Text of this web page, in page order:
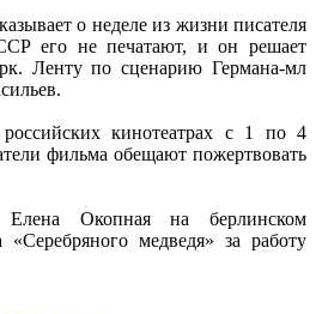
о неделе из жизни писателя
его не печатают, и он решает
Ленту по сценарию Германа-мл
кинотеатрах с 1 по 4
фильма обещают пожертвовать
Елена Окопная на берлинском
«Серебряного медведя» за работу